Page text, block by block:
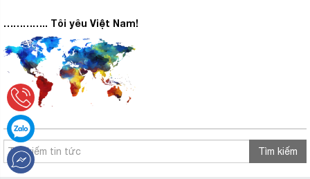
………….. Tôi yêu Việt Nam!
Tìm kiếm